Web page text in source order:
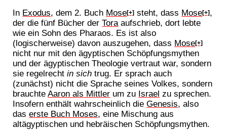
In Exodus, dem 2. Buch Mose[+] steht, dass Mose[+] ,
der die fünf Bücher derToraaufschrieb, dort lebte
wie ein Sohn des Pharaos. Es ist also
(logischerweise) davon auszugehen, dass Mose[+]
nicht nur mit den ägyptischen Schöpfungsmythen
und der ägyptischen Theologie vertraut war, sondern
sie regelrechtin sich trug. Er sprach auch
(zunächst) nicht die Sprache seines Volkes, sondern
brauchteAaron als Mittler um zu Israel zu sprechen.
Insofern enthält wahrscheinlich dieGenesis, also
daserste Buch Moses, eine Mischung aus
altägyptischen und hebräischen Schöpfungsmythen.